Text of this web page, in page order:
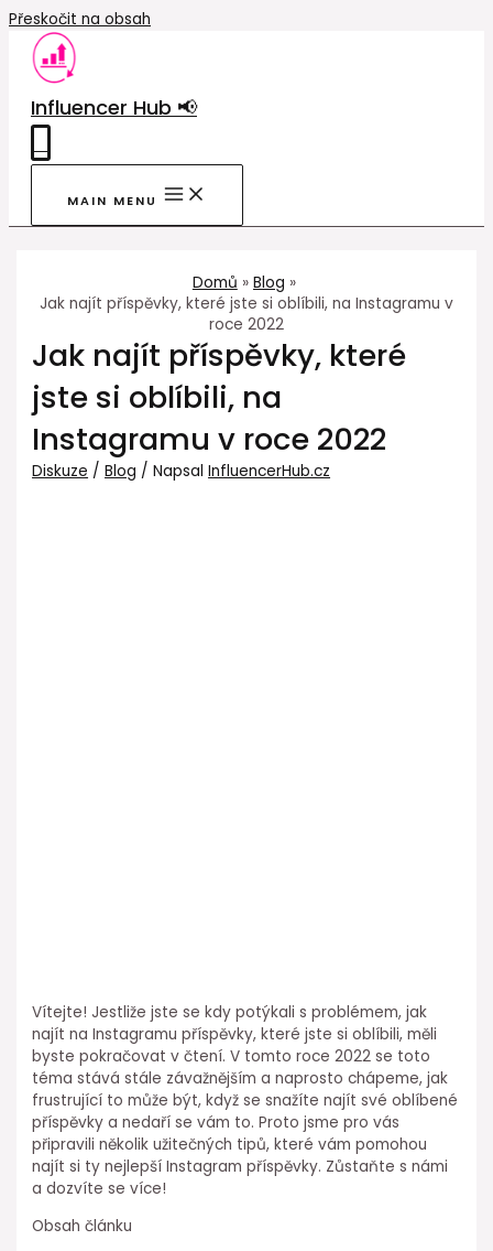
Přeskočit na obsah
Influencer Hub 📢
MAIN MENU
Domů
Blog
Jak najít příspěvky, které jste si oblíbili, na Instagramu v
roce 2022
Jak najít příspěvky, které
jste si oblíbili, na
Instagramu v roce 2022
Diskuze /Blog / NapsalInfluencerHub.cz
Vítejte! Jestliže jste se kdy potýkali s problémem, jak
najít na Instagramu příspěvky, které jste si oblíbili, měli
byste pokračovat v čtení. V tomto roce 2022 se toto
téma stává stále závažnějším a naprosto chápeme, jak
frustrující to může být, když se snažíte najít své oblíbené
příspěvky a nedaří se vám to. Proto jsme pro vás
připravili několik užitečných tipů, které vám pomohou
najít si ty nejlepší Instagram příspěvky. Zůstaňte s námi
a dozvíte se více!
Obsah článku